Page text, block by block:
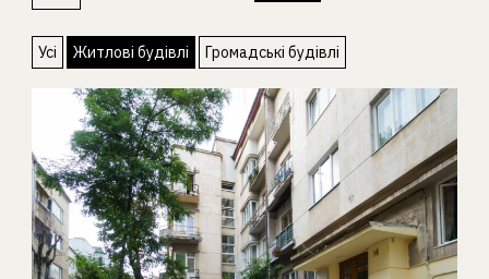
Усі Житлові будівлі Громадські будівлі